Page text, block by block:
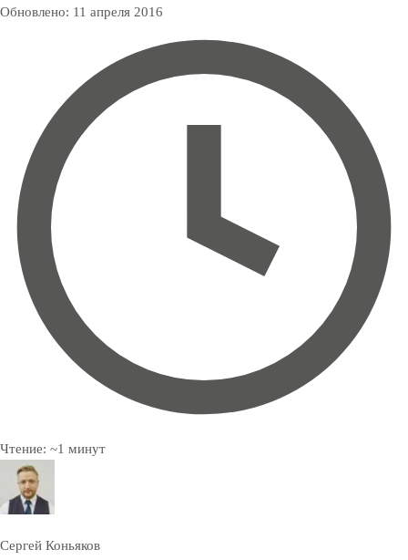
Обновлено: 11 апреля 2016
Чтение: ~1 минут
Сергей Коньяков